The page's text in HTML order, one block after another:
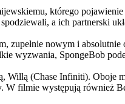
którego
a ich partnerski
nowym i
wyzwania, SpongeBob
(Chase Infiniti). Oboje
W filmie występują również